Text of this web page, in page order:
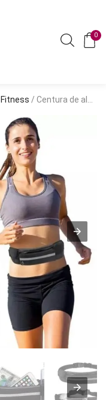
0
/ Centura de alergare reflectorizanta de tip „borseta” pentru o sticla de apa si un telefon